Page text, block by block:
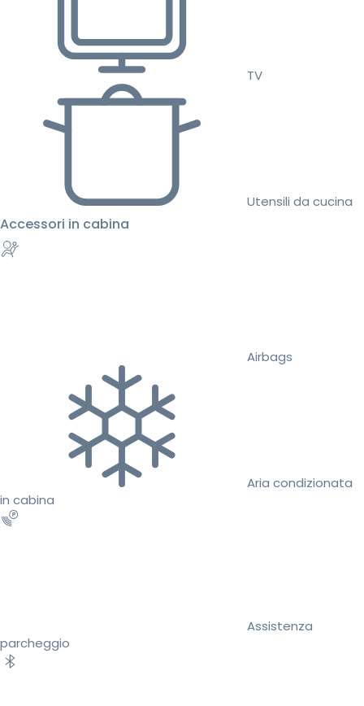
TV
Utensili da cucina
Accessori in cabina
Airbags
Aria condizionata
in cabina
Assistenza
parcheggio